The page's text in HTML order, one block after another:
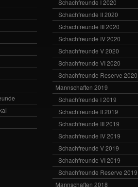
Schachfreunde I 2020
Schachfreunde II 2020
Schachfreunde III 2020
Schachfreunde IV 2020
Schachfreunde V 2020
Schachfreunde VI 2020
Schachfreunde Reserve 2020
Mannschaften 2019
Schachfreunde I 2019
Schachfreunde II 2019
Schachfreunde III 2019
Schachfreunde IV 2019
Schachfreunde V 2019
Schachfreunde VI 2019
Schachfreunde Reserve 2019
Mannschaften 2018